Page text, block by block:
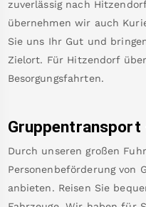
zuverlässig nach
übernehmen wir auch
Sie uns Ihr Gut und
Zielort. Für Hitzendorf
Besorgungsfahrten.
Gruppentransport
Durch unseren großen
Personenbeförderung von
anbieten. Reisen Sie